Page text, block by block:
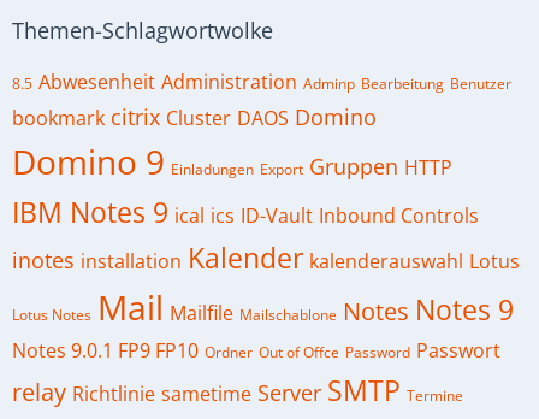
Themen-Schlagwortwolke
8.5 Abwesenheit Administration Adminp Bearbeitung Benutzer
bookmark citrix Cluster DAOS Domino
Domino 9 Einladungen Export Gruppen HTTP
IBM Notes 9 ical ics ID-Vault Inbound Controls
inotes installation Kalender kalenderauswahl Lotus
Lotus Notes Mail Mailfile Mailschablone Notes Notes 9
Notes 9.0.1 FP9 FP10 Ordner Out of Offce Password Passwort
relay Richtlinie sametime Server SMTP Termine